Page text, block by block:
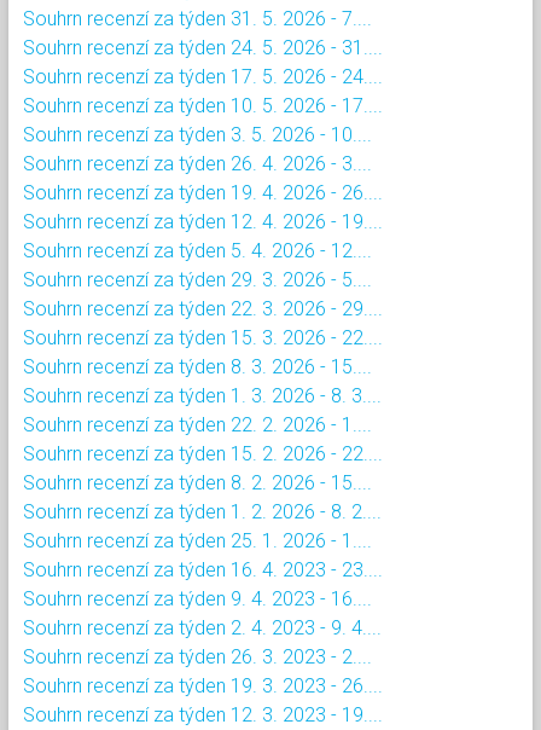
Souhrn recenzí za týden 31. 5. 2026 - 7....
Souhrn recenzí za týden 24. 5. 2026 - 31....
Souhrn recenzí za týden 17. 5. 2026 - 24....
Souhrn recenzí za týden 10. 5. 2026 - 17....
Souhrn recenzí za týden 3. 5. 2026 - 10....
Souhrn recenzí za týden 26. 4. 2026 - 3....
Souhrn recenzí za týden 19. 4. 2026 - 26....
Souhrn recenzí za týden 12. 4. 2026 - 19....
Souhrn recenzí za týden 5. 4. 2026 - 12....
Souhrn recenzí za týden 29. 3. 2026 - 5....
Souhrn recenzí za týden 22. 3. 2026 - 29....
Souhrn recenzí za týden 15. 3. 2026 - 22....
Souhrn recenzí za týden 8. 3. 2026 - 15....
Souhrn recenzí za týden 1. 3. 2026 - 8. 3....
Souhrn recenzí za týden 22. 2. 2026 - 1....
Souhrn recenzí za týden 15. 2. 2026 - 22....
Souhrn recenzí za týden 8. 2. 2026 - 15....
Souhrn recenzí za týden 1. 2. 2026 - 8. 2....
Souhrn recenzí za týden 25. 1. 2026 - 1....
Souhrn recenzí za týden 16. 4. 2023 - 23....
Souhrn recenzí za týden 9. 4. 2023 - 16....
Souhrn recenzí za týden 2. 4. 2023 - 9. 4....
Souhrn recenzí za týden 26. 3. 2023 - 2....
Souhrn recenzí za týden 19. 3. 2023 - 26....
Souhrn recenzí za týden 12. 3. 2023 - 19....